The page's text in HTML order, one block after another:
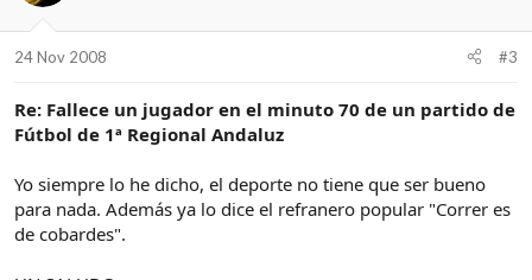
24 Nov 2008 #3
Re: Fallece un jugador en el minuto 70 de un partido de
Fútbol de 1ª Regional Andaluz
Yo siempre lo he dicho, el deporte no tiene que ser bueno
para nada. Además ya lo dice el refranero popular "Correr es
de cobardes".